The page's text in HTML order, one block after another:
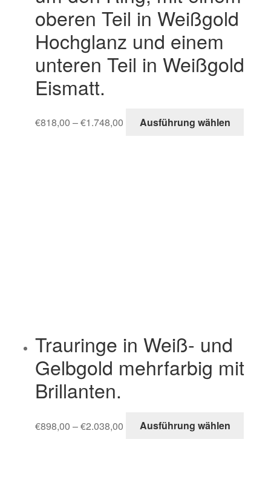
oberen Teil in Weißgold
Hochglanz und einem
unteren Teil in Weißgold
Eismatt.
€818,00 –€1.748,00 Ausführung wählen
Trauringe in Weiß- und
Gelbgold mehrfarbig mit
Brillanten.
€898,00 –€2.038,00 Ausführung wählen